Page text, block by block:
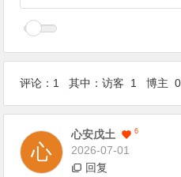
评论：1 其中：访客 1 博主 0
心安戊土 6
2026-07-01
回复